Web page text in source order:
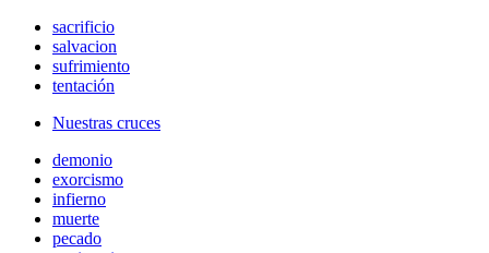
sacrificio
salvacion
sufrimiento
tentación
Nuestras cruces
demonio
exorcismo
infierno
muerte
pecado